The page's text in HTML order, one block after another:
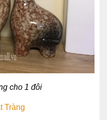
cho 1 đôi
Tràng